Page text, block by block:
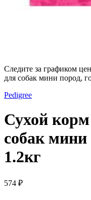
Следите за графиком
для собак мини пород,
Pedigree
Сухой
собак мини
1.2кг
574 ₽